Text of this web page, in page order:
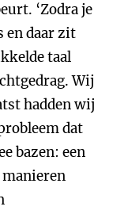
‘Zodra je
en daar zit
taal
Wij
hadden wij
dat
bazen: een